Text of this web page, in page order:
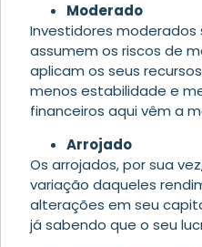
Moderado
Investidores moderados
assumem os riscos de
aplicam os seus
menos estabilidade e
financeiros aqui vêm a
Arrojado
Os arrojados, por sua
variação daqueles
alterações em seu
já sabendo que o seu